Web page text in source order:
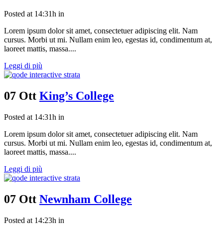
Posted at 14:31h in
Lorem ipsum dolor sit amet, consectetuer adipiscing elit. Nam
cursus. Morbi ut mi. Nullam enim leo, egestas id, condimentum at,
laoreet mattis, massa....
Leggi di più
07 Ott King’s College
Posted at 14:31h in
Lorem ipsum dolor sit amet, consectetuer adipiscing elit. Nam
cursus. Morbi ut mi. Nullam enim leo, egestas id, condimentum at,
laoreet mattis, massa....
Leggi di più
07 Ott Newnham College
Posted at 14:23h in